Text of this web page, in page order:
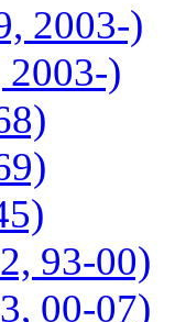
2003-)
)
93-00)
00-07)